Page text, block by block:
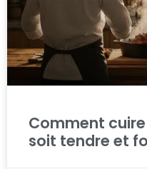
Comment
soit tendre et